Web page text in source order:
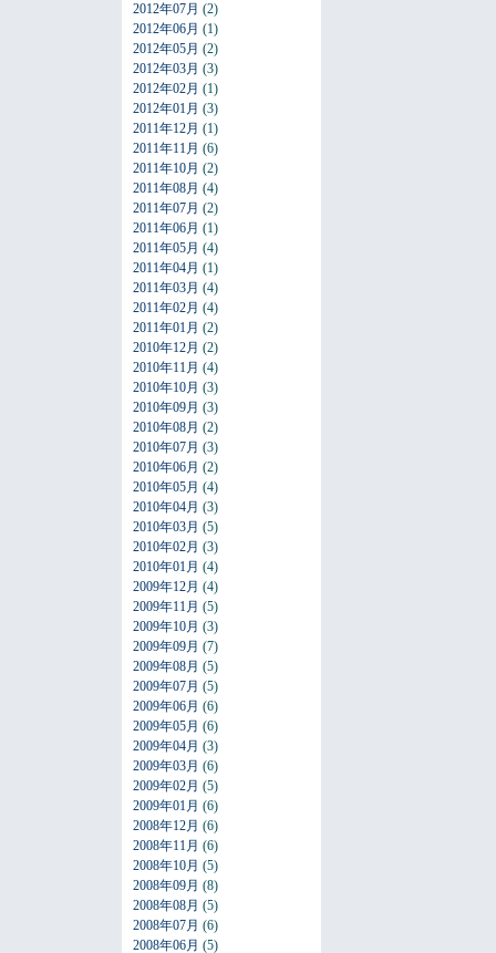
2012年07月 (2)
2012年06月 (1)
2012年05月 (2)
2012年03月 (3)
2012年02月 (1)
2012年01月 (3)
2011年12月 (1)
2011年11月 (6)
2011年10月 (2)
2011年08月 (4)
2011年07月 (2)
2011年06月 (1)
2011年05月 (4)
2011年04月 (1)
2011年03月 (4)
2011年02月 (4)
2011年01月 (2)
2010年12月 (2)
2010年11月 (4)
2010年10月 (3)
2010年09月 (3)
2010年08月 (2)
2010年07月 (3)
2010年06月 (2)
2010年05月 (4)
2010年04月 (3)
2010年03月 (5)
2010年02月 (3)
2010年01月 (4)
2009年12月 (4)
2009年11月 (5)
2009年10月 (3)
2009年09月 (7)
2009年08月 (5)
2009年07月 (5)
2009年06月 (6)
2009年05月 (6)
2009年04月 (3)
2009年03月 (6)
2009年02月 (5)
2009年01月 (6)
2008年12月 (6)
2008年11月 (6)
2008年10月 (5)
2008年09月 (8)
2008年08月 (5)
2008年07月 (6)
2008年06月 (5)